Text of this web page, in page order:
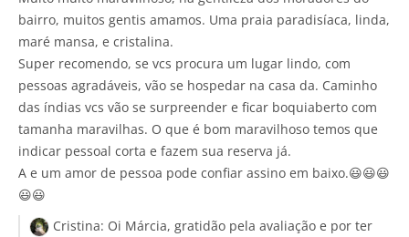
bairro, muitos gentis amamos. Uma praia paradisíaca, linda,
maré mansa, e cristalina.
Super recomendo, se vcs procura um lugar lindo, com
pessoas agradáveis, vão se hospedar na casa da. Caminho
das índias vcs vão se surpreender e ficar boquiaberto com
tamanha maravilhas. O que é bom maravilhoso temos que
indicar pessoal corta e fazem sua reserva já.
A e um amor de pessoa pode confiar assino em baixo.😃😃😃
😃😃
Cristina: Oi Márcia, gratidão pela avaliação e por ter